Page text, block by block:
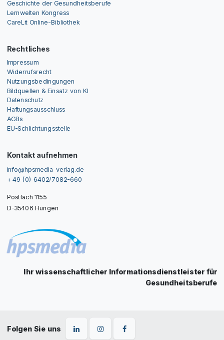
Geschichte der Gesundheitsberufe
Lernwelten Kongress
CareLit Online-Bibliothek
Rechtliches
Impressum
Widerrufsrecht
Nutzungsbedingungen
Bildquellen & Einsatz von KI
Datenschutz
Haftungsausschluss
AGBs
EU-Schlichtungsstelle
Kontakt aufnehmen
info@hpsmedia-verlag.de
+ 49 (0) 6402/7082-660
Postfach 1155
D-35406 Hungen
Ihr wissenschaftlicher Informationsdienstleister für
Gesundheitsberufe
Folgen Sie uns